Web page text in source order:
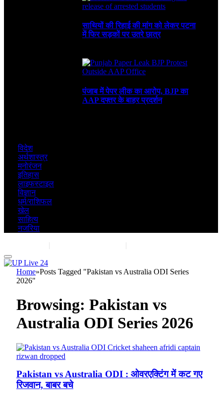
साथियों की रिहाई की मांग को लेकर पटना
में फिर सड़कों पर उतरे छात्र
पंजाब में पेपर लीक का आरोप, BJP का
AAP दफ्तर के बाहर प्रदर्शन
विदेश
अर्थशास्त्र
मनोरंजन
इतिहास
लाइफस्टाइल
विज्ञान
धर्म/राशिफल
खेल
साहित्य
नजरिया
| |
Home»Posts Tagged "Pakistan vs Australia ODI Series
2026"
Browsing: Pakistan vs
Australia ODI Series 2026
Pakistan vs Australia ODI : ओवरएक्टिंग में कट गए
रिजवान, बाबर बचे